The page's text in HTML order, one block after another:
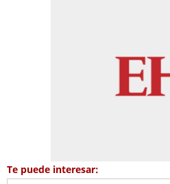
Te puede interesar: